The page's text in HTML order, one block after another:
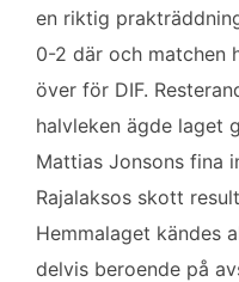
en riktig
0-2 där och matchen
över för DIF.
halvleken ägde laget
Mattias Jonsons fina
Rajalaksos skott
Hemmalaget kändes
delvis beroende på